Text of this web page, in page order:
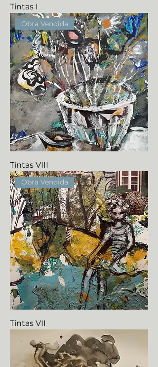
Tintas I
Obra Vendida
Tintas VIII
Obra Vendida
Tintas VII